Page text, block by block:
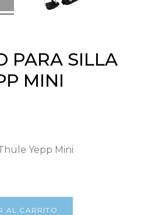
PARA SILLA
MINI
Yepp Mini
AL CARRITO